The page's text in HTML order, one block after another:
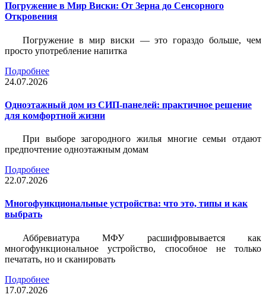
Погружение в Мир Виски: От Зерна до Сенсорного
Откровения
Погружение в мир виски — это гораздо больше, чем
просто употребление напитка
Подробнее
24.07.2026
Одноэтажный дом из СИП-панелей: практичное решение
для комфортной жизни
При выборе загородного жилья многие семьи отдают
предпочтение одноэтажным домам
Подробнее
22.07.2026
Многофункциональные устройства: что это, типы и как
выбрать
Аббревиатура МФУ расшифровывается как
многофункциональное устройство, способное не только
печатать, но и сканировать
Подробнее
17.07.2026